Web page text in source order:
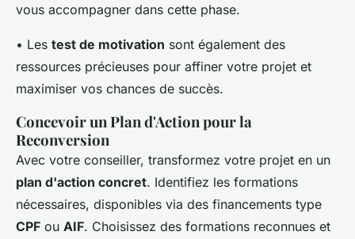
vous accompagner dans cette phase.
• Les test de motivation sont également des
ressources précieuses pour affiner votre projet et
maximiser vos chances de succès.
Concevoir un Plan d'Action pour la
Reconversion
Avec votre conseiller, transformez votre projet en un
plan d'action concret. Identifiez les formations
nécessaires, disponibles via des financements type
CPF ou AIF. Choisissez des formations reconnues et